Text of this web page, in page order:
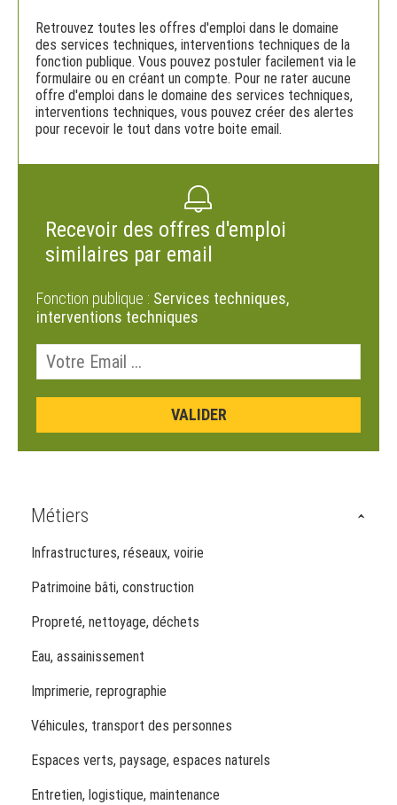
Retrouvez toutes les offres d'emploi dans le domaine
des services techniques, interventions techniques de la
fonction publique. Vous pouvez postuler facilement via le
formulaire ou en créant un compte. Pour ne rater aucune
offre d'emploi dans le domaine des services techniques,
interventions techniques, vous pouvez créer des alertes
pour recevoir le tout dans votre boite email.
Recevoir des offres d'emploi
similaires par email
Fonction publique : Services techniques,
interventions techniques
Métiers
Infrastructures, réseaux, voirie
Patrimoine bâti, construction
Propreté, nettoyage, déchets
Eau, assainissement
Imprimerie, reprographie
Véhicules, transport des personnes
Espaces verts, paysage, espaces naturels
Entretien, logistique, maintenance